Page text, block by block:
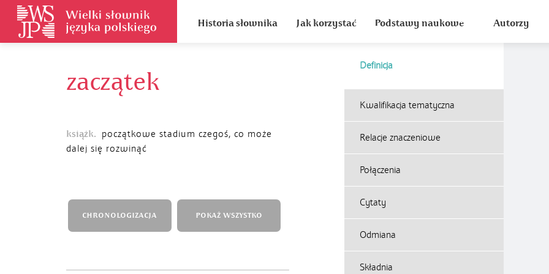
Historia słownika Jak korzystać Podstawy naukowe Autorzy
zaczątek
Definicja
książk.
początkowe stadium czegoś, co może
dalej się rozwinąć
Kwalifikacja tematyczna
Relacje znaczeniowe
Połączenia
Cytaty
Odmiana
Składnia
CHRONOLOGIZACJA POKAŻ WSZYSTKO